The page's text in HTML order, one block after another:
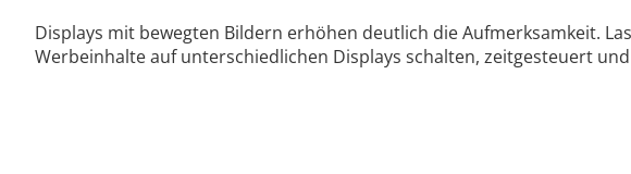
Displays mit bewegten Bildern erhöhen deutlich die Aufmerksamkeit.
Werbeinhalte auf unterschiedlichen Displays schalten, zeitgesteuert